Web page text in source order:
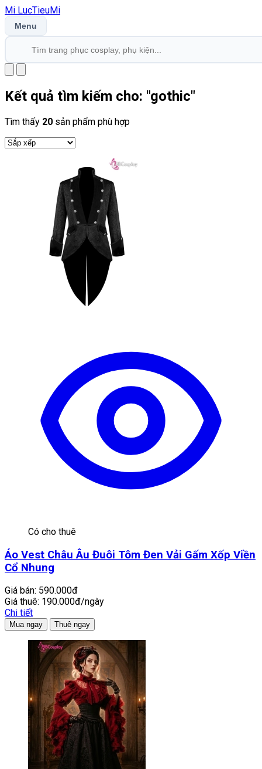
Mi LucTieuMi
Menu
Kết quả tìm kiếm cho: "gothic"
Tìm thấy 20 sản phẩm phù hợp
Có cho thuê
Áo Vest Châu Âu Đuôi Tôm Đen Vải Gấm Xốp Viền
Cổ Nhung
Giá bán: 590.000đ
Giá thuê: 190.000đ/ngày
Chi tiết
Mua ngay Thuê ngay